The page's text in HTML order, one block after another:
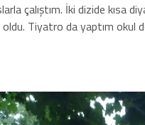
çalıştım. İki dizide kısa
Tiyatro da yaptım okul